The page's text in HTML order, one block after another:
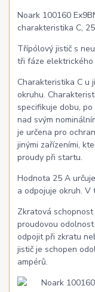
Noark 100160
charakteristika C,
Třípólový jistič s
tři fáze
Charakteristika C u
okruhu.
specifikuje dobu,
nad svým
je určena pro
jinými zařízeními,
proudy při startu.
Hodnota 25 A
a odpojuje okruh. V
Zkratová
proudovou
odpojit při zkratu
jistič je schopen
ampérů.